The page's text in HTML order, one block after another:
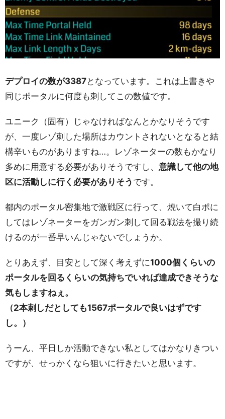
デプロイの数が3387となっています。これは上書きや
同じポータルに何度も刺してこの数値です。
ユニーク（固有）じゃなければなんとかなりそうです
が、一度レゾ刺した場所はカウントされないとなると結
構辛いものがありますね…。レゾネーターの数もかなり
多めに用意する必要がありそうですし、 意識して他の地
区に活動しに行く必要がありそう です。
都内のポータル密集地で激戦区に行って、焼いて白ポに
してはレゾネーターをガンガン刺して回る戦法を撮り続
けるのが一番早いんじゃないでしょうか。
とりあえず、目安として深く考えずに1000個くらいの
ポータルを回るくらいの気持ちでいれば達成できそうな
気もしますねぇ。
（2本刺しだとしても1567ポータルで良いはずです
し。）
うーん、平日しか活動できない私としてはかなりきつい
ですが、せっかくなら狙いに行きたいと思います。